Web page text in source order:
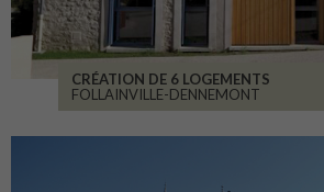
CRÉATION DE 6 LOGEMENTS
FOLLAINVILLE-DENNEMONT